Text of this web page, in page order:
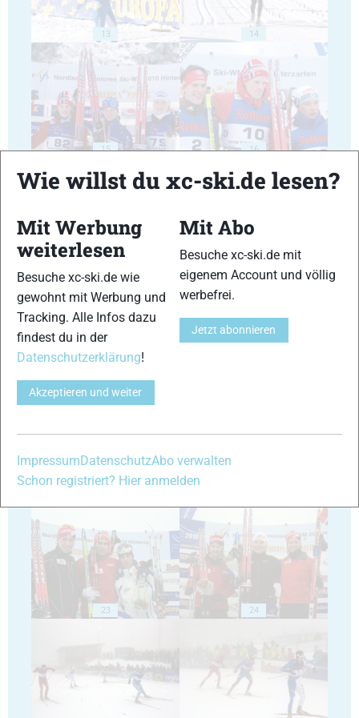
13 14
15 16
19
23 24
Wie willst du xc-ski.de lesen?
Mit Werbung
weiterlesen
Besuche xc-ski.de wie
gewohnt mit Werbung und
Tracking. Alle Infos dazu
findest du in der
Datenschutzerklärung!
Akzeptieren und weiter
Mit Abo
Besuche xc-ski.de mit
eigenem Account und völlig
werbefrei.
Jetzt abonnieren
ImpressumDatenschutzAbo verwalten
Schon registriert? Hier anmelden